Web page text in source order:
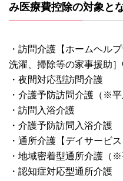
み医療費控除の対象と
・訪問介護【ホームヘル
洗濯、掃除等の家事援助］
・夜間対応型訪問介護
・介護予防訪問介護（※平
・訪問入浴介護
・介護予防訪問入浴介護
・通所介護【デイサービス
・地域密着型通所介護（
・認知症対応型通所介護